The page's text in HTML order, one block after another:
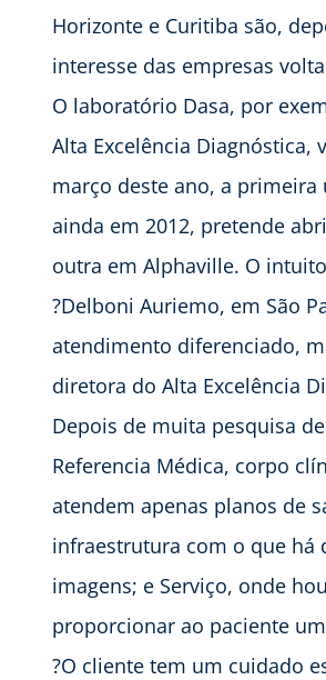
Horizonte e Curitiba são,
interesse das empresas
O laboratório Dasa, por
Alta Excelência
março deste ano, a primeira
ainda em 2012, pretende
outra em Alphaville. O
?Delboni Auriemo, em São
atendimento diferenciado,
diretora do Alta Excelência
Depois de muita pesquisa
Referencia Médica, corpo
atendem apenas planos de
infraestrutura com o que há
imagens; e Serviço, onde
proporcionar ao paciente
?O cliente tem um cuidado